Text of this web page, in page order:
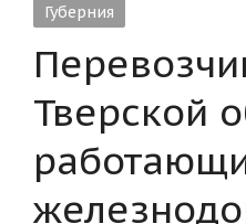
Губерния
Тверской